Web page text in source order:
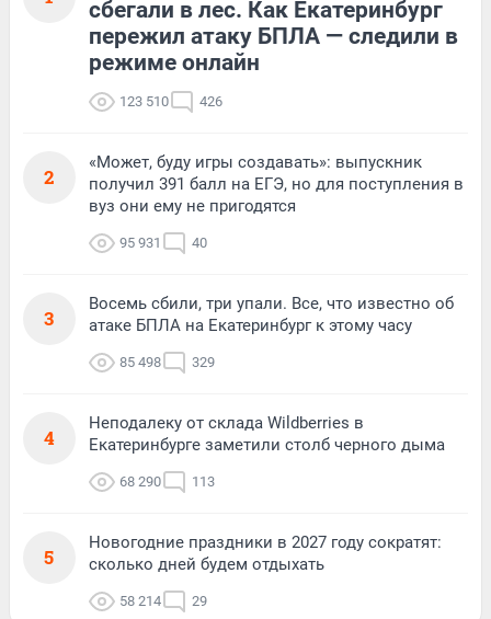
сбегали в лес. Как Екатеринбург
пережил атаку БПЛА — следили в
режиме онлайн
123 510 426
2
«Может, буду игры создавать»: выпускник
получил 391 балл на ЕГЭ, но для поступления в
вуз они ему не пригодятся
95 931 40
3
Восемь сбили, три упали. Все, что известно об
атаке БПЛА на Екатеринбург к этому часу
85 498 329
4
Неподалеку от склада Wildberries в
Екатеринбурге заметили столб черного дыма
68 290 113
5
Новогодние праздники в 2027 году сократят:
сколько дней будем отдыхать
58 214 29